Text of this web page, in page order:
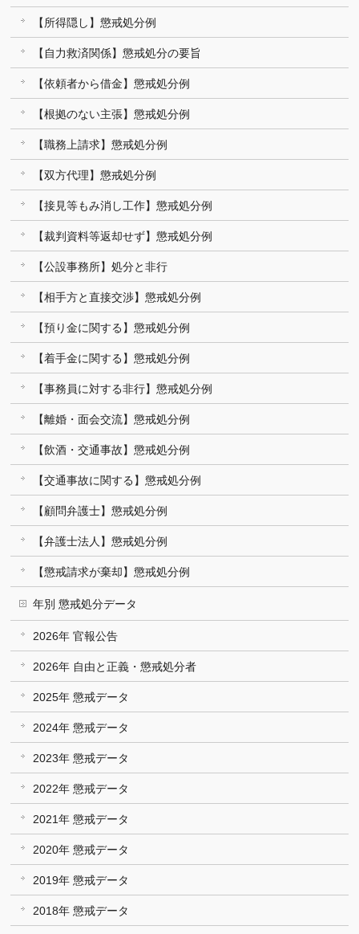
【所得隠し】懲戒処分例
【自力救済関係】懲戒処分の要旨
【依頼者から借金】懲戒処分例
【根拠のない主張】懲戒処分例
【職務上請求】懲戒処分例
【双方代理】懲戒処分例
【接見等もみ消し工作】懲戒処分例
【裁判資料等返却せず】懲戒処分例
【公設事務所】処分と非行
【相手方と直接交渉】懲戒処分例
【預り金に関する】懲戒処分例
【着手金に関する】懲戒処分例
【事務員に対する非行】懲戒処分例
【離婚・面会交流】懲戒処分例
【飲酒・交通事故】懲戒処分例
【交通事故に関する】懲戒処分例
【顧問弁護士】懲戒処分例
【弁護士法人】懲戒処分例
【懲戒請求が棄却】懲戒処分例
年別 懲戒処分データ
2026年 官報公告
2026年 自由と正義・懲戒処分者
2025年 懲戒データ
2024年 懲戒データ
2023年 懲戒データ
2022年 懲戒データ
2021年 懲戒データ
2020年 懲戒データ
2019年 懲戒データ
2018年 懲戒データ